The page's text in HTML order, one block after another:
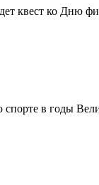
квест ко Дню
спорте в годы